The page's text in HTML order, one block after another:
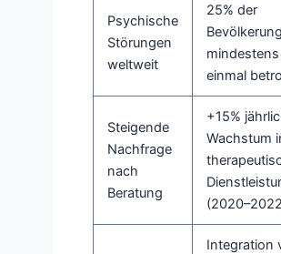
Psychische
Störungen
weltweit
25% der
Bevölkerung
mindestens
einmal
Steigende
Nachfrage
nach
Beratung
+15%
Wachstum
Integration